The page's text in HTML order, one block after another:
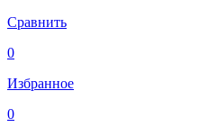
Сравнить
0
Избранное
0